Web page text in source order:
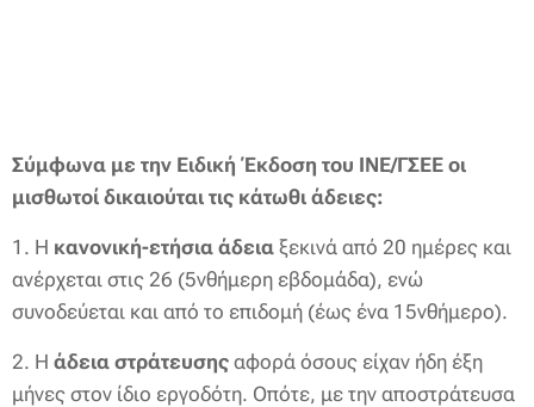
Σύμφωνα με την Ειδική Έκδοση του ΙΝΕ/ΓΣΕΕ οι
μισθωτοί δικαιούται τις κάτωθι άδειες:
1. Η κανονική-ετήσια άδεια ξεκινά από 20 ημέρες και
ανέρχεται στις 26 (5νθήμερη εβδομάδα), ενώ
συνοδεύεται και από το επιδομή (έως ένα 15νθήμερο).
2. Η άδεια στράτευσης αφορά όσους είχαν ήδη έξη
μήνες στον ίδιο εργοδότη. Οπότε, με την αποστράτευσα